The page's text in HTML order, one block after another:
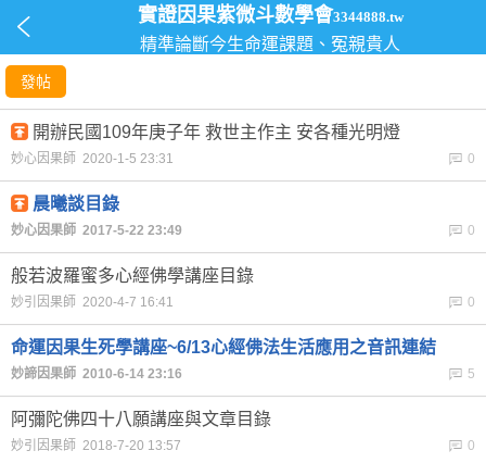
實證因果紫微斗數學會3344888.tw
精準論斷今生命運課題、冤親貴人
發帖
開辦民國109年庚子年 救世主作主 安各種光明燈
妙心因果師 2020-1-5 23:31 0
晨曦談目錄
妙心因果師 2017-5-22 23:49 0
般若波羅蜜多心經佛學講座目錄
妙引因果師 2020-4-7 16:41 0
命運因果生死學講座~6/13心經佛法生活應用之音訊連結
妙諦因果師 2010-6-14 23:16 5
阿彌陀佛四十八願講座與文章目錄
妙引因果師 2018-7-20 13:57 0